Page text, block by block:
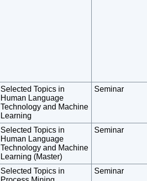
Selected Topics in
Human Language
Technology and Machine
Learning
Seminar
Selected Topics in
Human Language
Technology and Machine
Learning (Master)
Seminar
Selected Topics in
Seminar